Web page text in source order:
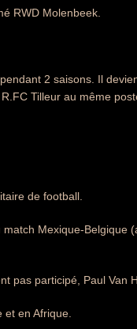
RWD Molenbeek.
2 saisons. Il
Tilleur au même
de football.
Mexique-Belgique
pas participé, Paul Van
en Afrique.